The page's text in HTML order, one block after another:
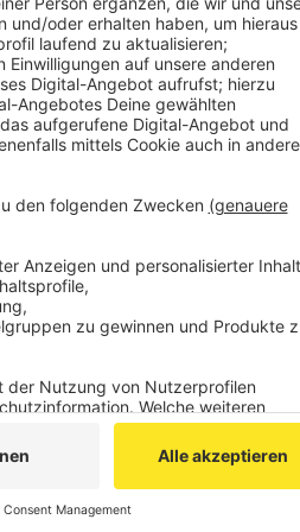
der Verbindung von der A4 aus
im Führerhaus unter dem
ihn befreien müssen.
die Uniklinik gebracht worden.
Lehm geladen, er muss durch
und Bergungsarbeiten ist der
hat bis etwa 17:45 Uhr
dauern an.